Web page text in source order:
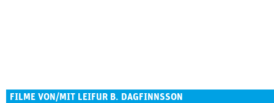
FILME VON/MIT LEIFUR B. DAGFINNSSON